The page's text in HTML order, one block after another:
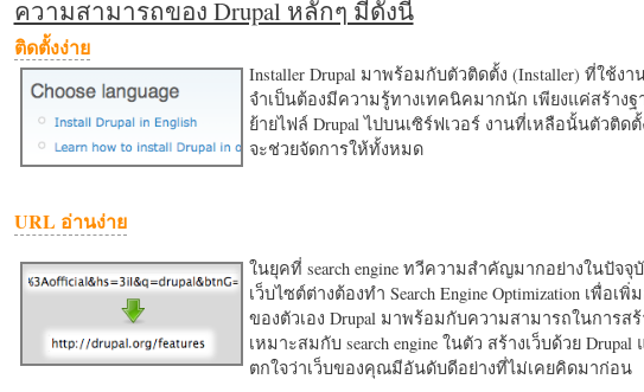
ความสามารถของ Drupal หลักๆ มีดังนี้
ติดตั้งง่าย
Installer Drupal มาพร้อมกับตัวติดตั้ง (Installer) ที่ใช้งา
จำเป็นต้องมีความรู้ทางเทคนิคมากนัก เพียงแค่สร้าง
ย้ายไฟล์ Drupal ไปบนเซิร์ฟเวอร์ งานที่เหลือนั้นตัวติดตั้
จะช่วยจัดการให้ทั้งหมด
URL อ่านง่าย
ในยุคที่ search engine ทวีความสำคัญมากอย่างในปัจจุ
เว็บไซต์ต่างต้องทำ Search Engine Optimization เพื่อเ
ของตัวเอง Drupal มาพร้อมกับความสามารถในการสร้
เหมาะสมกับ search engine ในตัว สร้างเว็บด้วย
ตกใจว่าเว็บของคุณมีอันดับดีอย่างที่ไม่เคยคิดมาก่อน